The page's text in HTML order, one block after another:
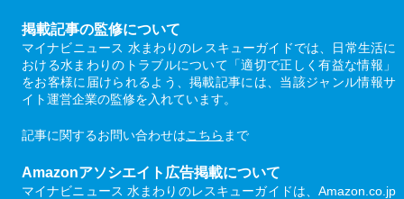
掲載記事の監修について
マイナビニュース 水まわりのレスキューガイドでは、日常生活に
おける水まわりのトラブルについて「適切で正しく有益な情報」
をお客様に届けられるよう、掲載記事には、当該ジャンル情報サ
イト運営企業の監修を入れています。
記事に関するお問い合わせはこちら まで
Amazonアソシエイト広告掲載について
マイナビニュース 水まわりのレスキューガイドは、Amazon.co.jp